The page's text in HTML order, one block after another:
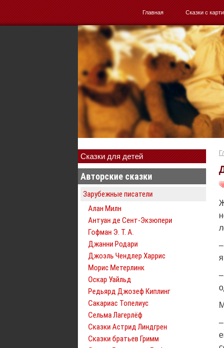
Главная Сказки с
Сказки для детей
Авторские сказки
Зарубежные писатели
Алан Милн
Антуан де Сент-Экзюпери
Гофман Э. Т. А.
Джанни Родари
Джоэль Чендлер Харрис
Морис Метерлинк
Оскар Уайльд
Редьярд Джозеф Киплинг
Сакариас Топелиус
Сельма Лагерлёф
Сказки Астрид Линдгрен
Сказки братьев Гримм